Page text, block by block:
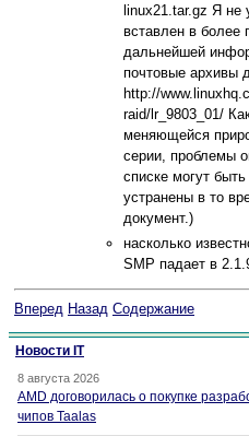
linux21.tar.gz Я не
вставлен в более
дальнейшей
почтовые архивы
http://
raid/lr_9803_01/
меняющейся
серии, проблемы
списке могут
устранены в то
документ.)
насколько
SMP падает в
Вперед Назад Содержание
Новости IT
8 августа 2026
AMD договорилась о покупке
чипов Taalas